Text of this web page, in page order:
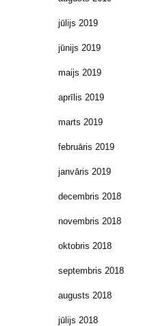
jūlijs 2019
jūnijs 2019
maijs 2019
aprīlis 2019
marts 2019
februāris 2019
janvāris 2019
decembris 2018
novembris 2018
oktobris 2018
septembris 2018
augusts 2018
jūlijs 2018